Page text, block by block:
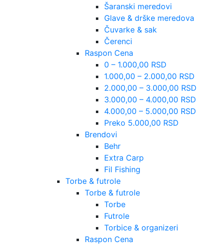
Šaranski meredovi
Glave & drške meredova
Čuvarke & sak
Čerenci
Raspon Cena
0 – 1.000,00 RSD
1.000,00 – 2.000,00 RSD
2.000,00 – 3.000,00 RSD
3.000,00 – 4.000,00 RSD
4.000,00 – 5.000,00 RSD
Preko 5.000,00 RSD
Brendovi
Behr
Extra Carp
Fil Fishing
Torbe & futrole
Torbe & futrole
Torbe
Futrole
Torbice & organizeri
Raspon Cena